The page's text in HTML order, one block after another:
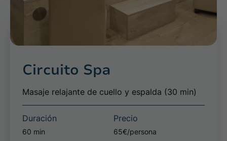
Circuito Spa
Masaje relajante de cuello y espalda (30 min)
Duración
60 min
Precio
65€/persona